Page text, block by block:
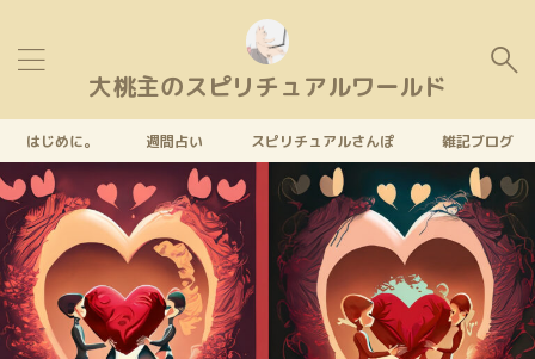
大桃主のスピリチュアルワールド
はじめに。 週間占い スピリチュアルさんぽ 雑記ブログ